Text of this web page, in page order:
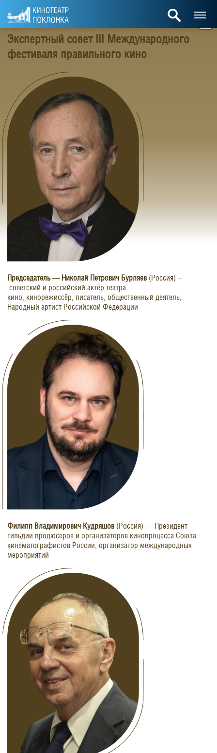
Экспертный совет III Международного
фестиваля правильного кино
Председатель — Николай Петрович Бурляев (Россия) –
советский и российский актёр театра
кино, кинорежиссёр, писатель, общественный деятель,
Народный артист Российской Федерации
Филипп Владимирович Кудряшов (Россия) — Президент
гильдии продюсеров и организаторов кинопроцесса Союза
кинематографистов России, организатор международных
мероприятий